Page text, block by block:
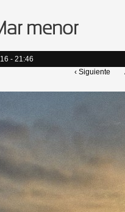
menor
- 21:46
‹ Siguiente